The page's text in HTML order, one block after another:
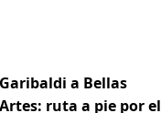
Garibaldi a Bellas
Artes: ruta a pie por el